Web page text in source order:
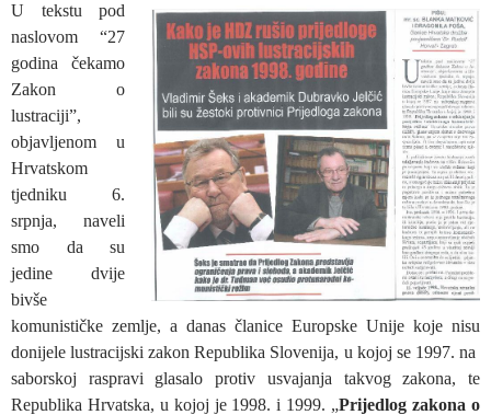
U tekstu pod
naslovom “27
godina čekamo
Zakon o
lustraciji”,
objavljenom u
Hrvatskom
tjedniku 6.
srpnja, naveli
smo da su
jedine dvije
bivše
komunističke zemlje, a danas članice Europske Unije koje nisu
donijele lustracijski zakon Republika Slovenija, u kojoj se 1997. na
saborskoj raspravi glasalo protiv usvajanja takvog zakona, te
Republika Hrvatska, u kojoj je 1998. i 1999. „Prijedlog zakona o